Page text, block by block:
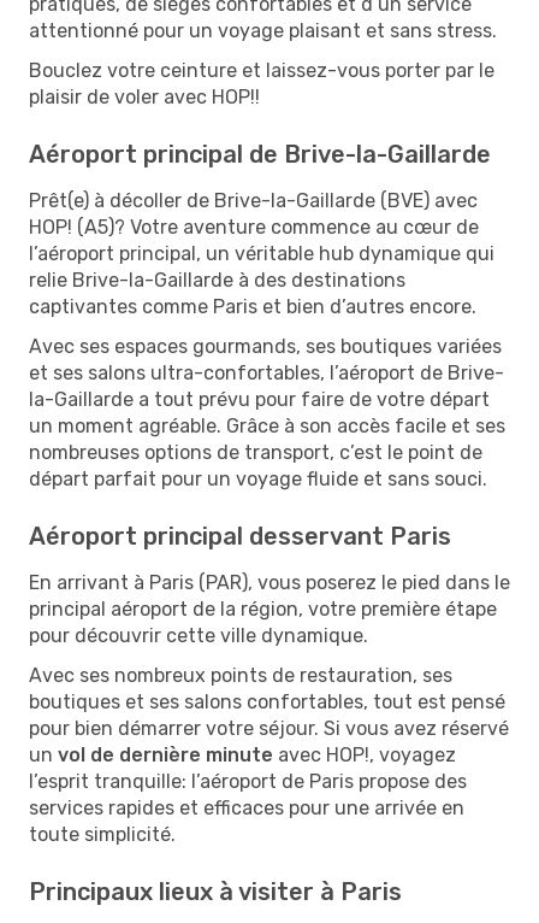
attentionné pour un voyage plaisant et sans stress.
Bouclez votre ceinture et laissez-vous porter par le
plaisir de voler avec HOP!!
Aéroport principal de Brive-la-Gaillarde
Prêt(e) à décoller de Brive-la-Gaillarde (BVE) avec
HOP! (A5)? Votre aventure commence au cœur de
l’aéroport principal, un véritable hub dynamique qui
relie Brive-la-Gaillarde à des destinations
captivantes comme Paris et bien d’autres encore.
Avec ses espaces gourmands, ses boutiques variées
et ses salons ultra-confortables, l’aéroport de Brive-
la-Gaillarde a tout prévu pour faire de votre départ
un moment agréable. Grâce à son accès facile et ses
nombreuses options de transport, c’est le point de
départ parfait pour un voyage fluide et sans souci.
Aéroport principal desservant Paris
En arrivant à Paris (PAR), vous poserez le pied dans le
principal aéroport de la région, votre première étape
pour découvrir cette ville dynamique.
Avec ses nombreux points de restauration, ses
boutiques et ses salons confortables, tout est pensé
pour bien démarrer votre séjour. Si vous avez réservé
un vol de dernière minute avec HOP!, voyagez
l’esprit tranquille: l’aéroport de Paris propose des
services rapides et efficaces pour une arrivée en
toute simplicité.
Principaux lieux à visiter à Paris